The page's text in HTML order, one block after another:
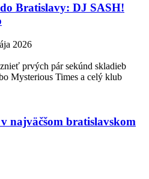
Bratislavy: DJ SASH!
2026
prvých pár sekúnd skladieb
Mysterious Times a celý klub
najväčšom bratislavskom